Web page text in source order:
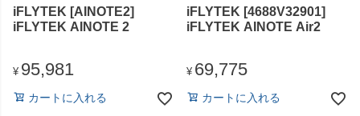
iFLYTEK [AINOTE2]
iFLYTEK AINOTE 2
¥ 95,981
カートに入れる
iFLYTEK [4688V32901]
iFLYTEK AINOTE Air2
¥ 69,775
カートに入れる